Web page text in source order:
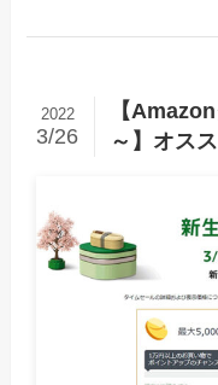
【
～】オス
2022
3/26